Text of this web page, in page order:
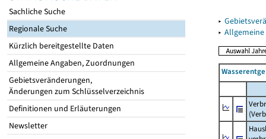
Sachliche Suche
Regionale Suche
Kürzlich bereitgestellte Daten
Allgemeine Angaben, Zuordnungen
Gebietsveränderungen,
Änderungen zum Schlüsselverzeichnis
Definitionen und Erläuterungen
Newsletter
▸
▸